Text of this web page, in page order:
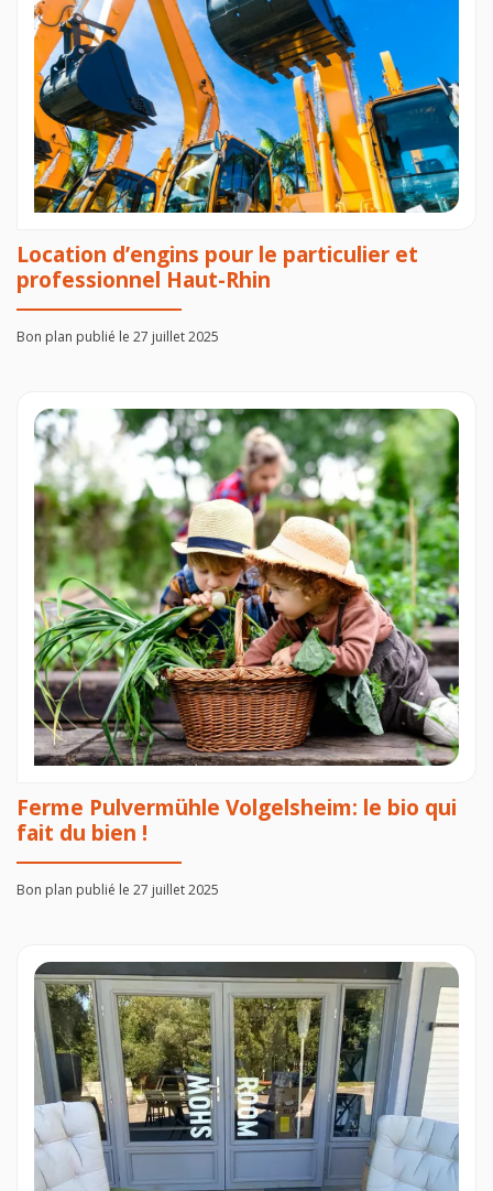
Location d’engins pour le particulier et
professionnel Haut-Rhin
Bon plan publié le 27 juillet 2025
Ferme Pulvermühle Volgelsheim: le bio qui
fait du bien !
Bon plan publié le 27 juillet 2025